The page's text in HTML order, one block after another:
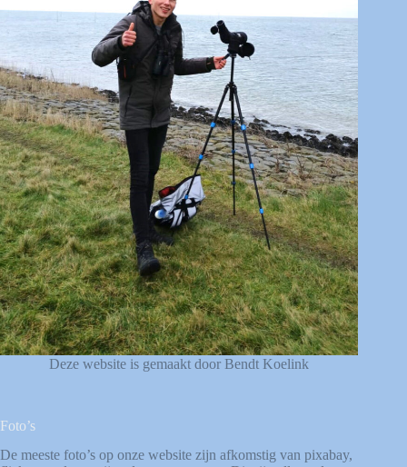
Deze website is gemaakt door Bendt Koelink
Foto’s
De meeste foto’s op onze website zijn afkomstig van pixabay,